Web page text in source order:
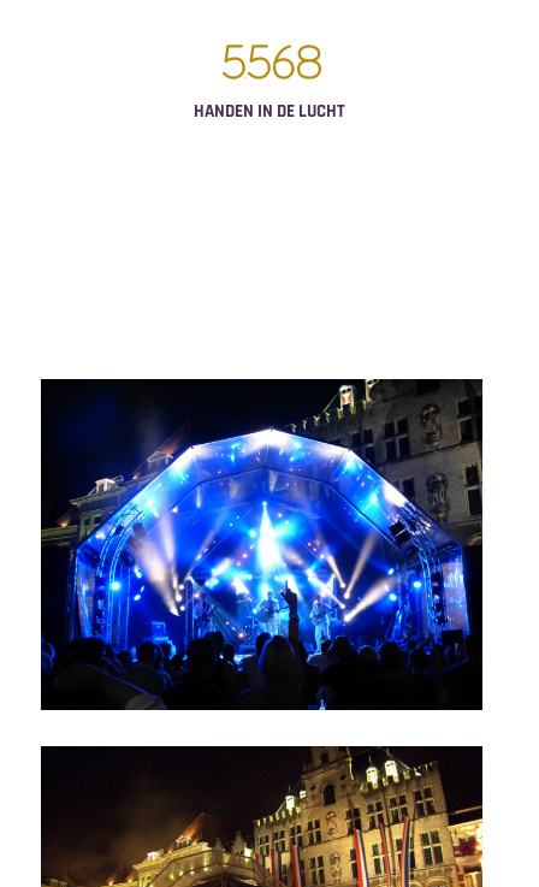
5568
HANDEN IN DE LUCHT